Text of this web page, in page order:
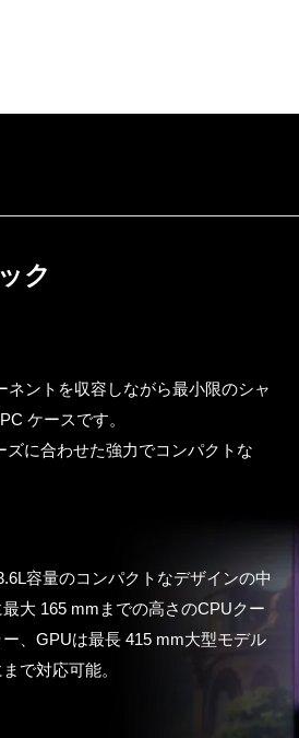
ク
ントを収容しながら最小限のシャ
ケースです。
に合わせた強力でコンパクトな
容量のコンパクトなデザインの中
最大 165 mmまでの高さのCPUクー
ー、GPUは最長 415 mm大型モデル
まで対応可能。